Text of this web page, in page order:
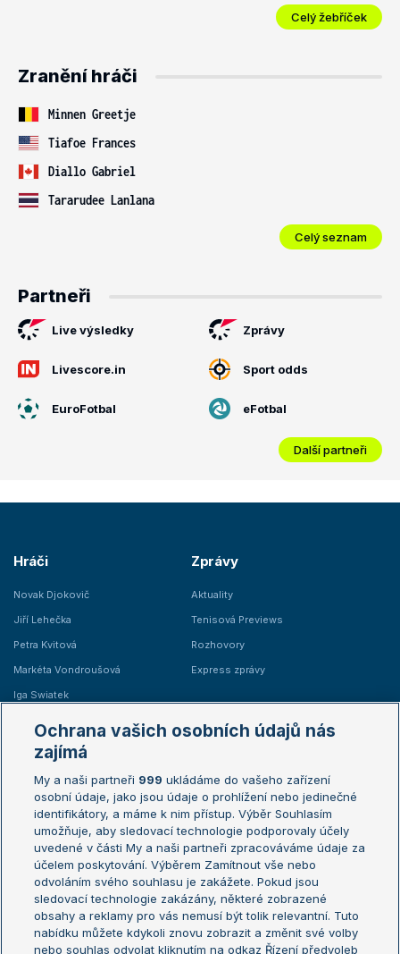
Celý žebříček
Zranění hráči
Minnen Greetje
Tiafoe Frances
Diallo Gabriel
Tararudee Lanlana
Celý seznam
Partneři
Live výsledky Zprávy
Livescore.in Sport odds
EuroFotbal eFotbal
Další partneři
Hráči
Novak Djokovič
Jiří Lehečka
Petra Kvitová
Markéta Vondroušová
Iga Swiatek
Zprávy
Aktuality
Tenisová Previews
Rozhovory
Express zprávy
Žebříčky
Žebříček ATP (muži)
Žebříček WTA (ženy)
Sázkařský žebříček
Australian Open
French Open
Wimbledon
US Open
Turnaj mistrů
Turnaj mistryň
Aktualní trendy
Ochrana vašich osobních údajů nás
zajímá
My a naši partneři 999 ukládáme do vašeho zařízení
osobní údaje, jako jsou údaje o prohlížení nebo jedinečné
identifikátory, a máme k nim přístup. Výběr Souhlasím
umožňuje, aby sledovací technologie podporovaly účely
uvedené v části My a naši partneři zpracováváme údaje za
účelem poskytování. Výběrem Zamítnout vše nebo
odvoláním svého souhlasu je zakážete. Pokud jsou
sledovací technologie zakázány, některé zobrazené
obsahy a reklamy pro vás nemusí být tolik relevantní. Tuto
nabídku můžete kdykoli znovu zobrazit a změnit své volby
nebo souhlas odvolat kliknutím na odkaz Řízení předvoleb